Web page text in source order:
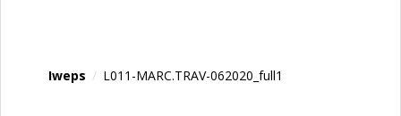
Iweps / L011-MARC.TRAV-062020_full1